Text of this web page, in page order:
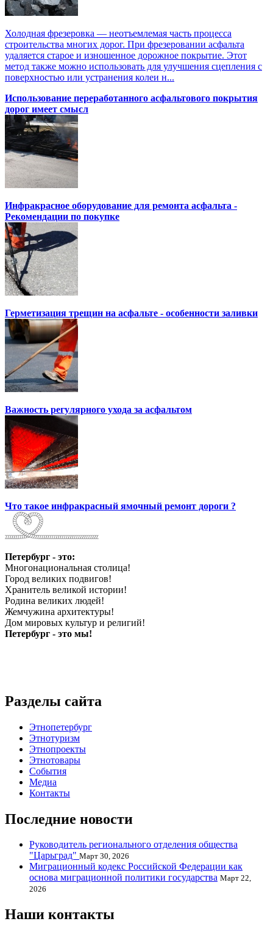
Холодная фрезеровка — неотъемлемая часть процесса
строительства многих дорог. При фрезеровании асфальта
удаляется старое и изношенное дорожное покрытие. Этот
метод также можно использовать для улучшения сцепления с
поверхностью или устранения колеи н...
Использование переработанного асфальтового покрытия
дорог имеет смысл
Инфракрасное оборудование для ремонта асфальта -
Рекомендации по покупке
Герметизация трещин на асфальте - особенности заливки
Важность регулярного ухода за асфальтом
Что такое инфракрасный ямочный ремонт дороги ?
Петербург - это:
Многонациональная столица!
Город великих подвигов!
Хранитель великой истории!
Родина великих людей!
Жемчужина архитектуры!
Дом мировых культур и религий!
Петербург - это мы!
Разделы сайта
Этнопетербург
Этнотуризм
Этнопроекты
Этнотовары
События
Медиа
Контакты
Последние новости
Руководитель регионального отделения общества
"Царьград" Март 30, 2026
Миграционный кодекс Российской Федерации как
основа миграционной политики государства Март 22,
2026
Наши контакты